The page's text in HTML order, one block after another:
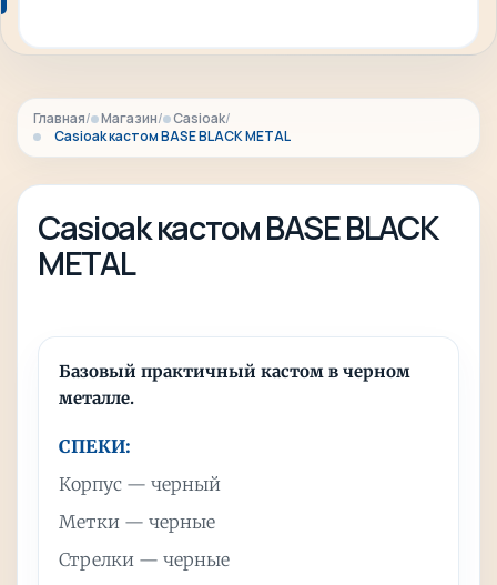
Главная Магазин
Casioak
Casioak кастом BASE BLACK METAL
Casioak кастом BASE BLACK
METAL
Базовый практичный кастом в черном
металле.
СПЕКИ:
Корпус — черный
Метки — черные
Стрелки — черные